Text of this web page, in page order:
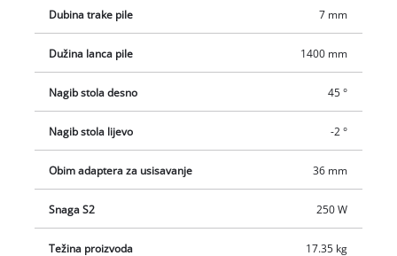
sigurnosnim štapom za guranje radnog materijala. Radni stol
ove pile je mnogostruko podesivog nagiba te omogućava
odrađivanje čak i vrlo nezgodnih rezova.
Dubina trake pile 7 mm
Dužina lanca pile 1400 mm
Nagib stola desno 45 °
Nagib stola lijevo -2 °
Obim adaptera za usisavanje 36 mm
Snaga S2 250 W
Težina proizvoda 17.35 kg